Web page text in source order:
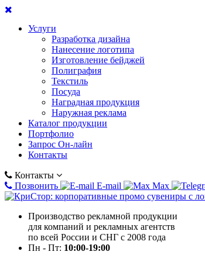
Услуги
Разработка дизайна
Нанесение логотипа
Изготовление бейджей
Полиграфия
Текстиль
Посуда
Наградная продукция
Наружная реклама
Каталог продукции
Портфолио
Запрос Он-лайн
Контакты
Контакты
Позвонить
E-mail Max
Производство рекламной продукции
для компаний и рекламных агентств
по всей России и СНГ с 2008 года
Пн - Пт: 10:00-19:00